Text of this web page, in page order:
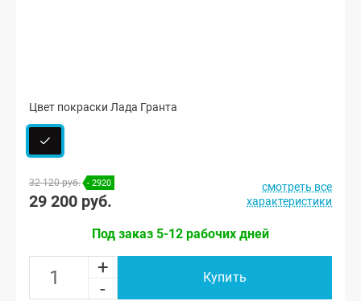
Цвет покраски Лада Гранта
32 120 руб. - 2920
29 200 руб.
смотреть все
характеристики
Под заказ 5-12 рабочих дней
+
-
Купить